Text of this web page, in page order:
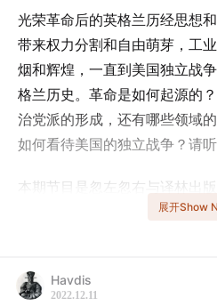
光荣革命后的英格兰历经思想
带来权力分割和自由萌芽，工
烟和辉煌，一直到美国独立战
格兰历史。革命是如何起源的
治党派的形成，还有哪些领域
如何看待美国的独立战争？请
本期节目是忽左忽右与译林出
系列直播的直播录音，如您对“
展开Show
Havdis
2022.12.11